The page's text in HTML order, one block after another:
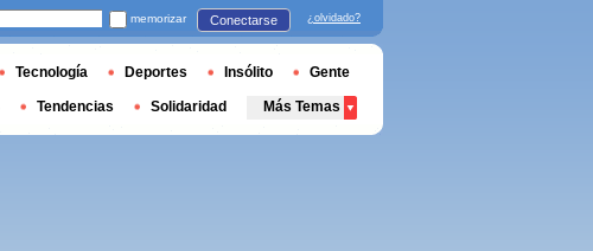
memorizar Conectarse ¿olvidado?
Tecnología Deportes Insólito Gente
Tendencias Solidaridad Más Temas